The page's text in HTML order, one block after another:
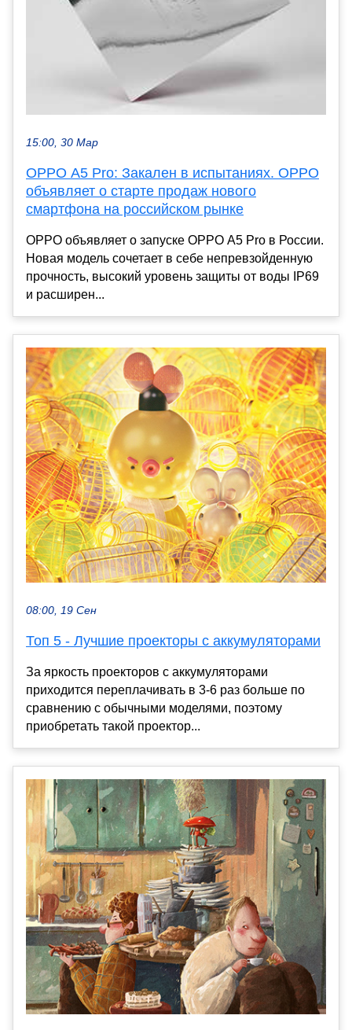
15:00, 30 Мар
OPPO A5 Pro: Закален в испытаниях. OPPO
объявляет о старте продаж нового
смартфона на российском рынке
OPPO объявляет о запуске OPPO A5 Pro в России.
Новая модель сочетает в себе непревзойденную
прочность, высокий уровень защиты от воды IP69
и расширен...
08:00, 19 Сен
Топ 5 - Лучшие проекторы с аккумуляторами
За яркость проекторов с аккумуляторами
приходится переплачивать в 3-6 раз больше по
сравнению с обычными моделями, поэтому
приобретать такой проектор...